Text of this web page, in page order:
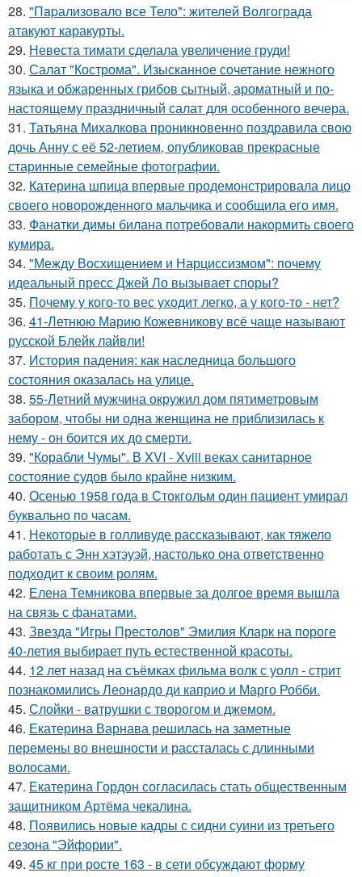
28. "Пapализовало все Тело": жителей Волгограда
атакуют каракурты.
29. Невеста тимати сделала увеличение груди!
30. Салат "Кострома". Изысканное сочетание нежного
языка и обжаренных грибов сытный, ароматный и по-
настоящему праздничный салат для особенного вечера.
31. Татьяна Михалкова проникновенно поздравила свою
дочь Анну с её 52-летием, опубликовав прекрасные
старинные семейные фотографии.
32. Катерина шпица впервые продемонстрировала лицо
своего новорожденного мальчика и сообщила его имя.
33. Фанатки димы билана потребовали накормить своего
кумира.
34. "Между Восхищением и Нарциссизмом": почему
идеальный пресс Джей Ло вызывает споры?
35. Почему у кого-то вес уходит легко, а у кого-то - нет?
36. 41-Летнюю Марию Кожевникову всё чаще называют
русской Блейк лайвли!
37. История падения: как наследница большого
состояния оказалась на улице.
38. 55-Летний мужчина окружил дом пятиметровым
забором, чтобы ни одна женщина не приблизилась к
нему - он боится их до смерти.
39. "Корабли Чумы". В XVI - Xviii веках санитарное
состояние судов было крайне низким.
40. Осенью 1958 года в Стокгольм один пациент умирал
буквально по часам.
41. Некоторые в голливуде рассказывают, как тяжело
работать с Энн хэтэуэй, настолько она ответственно
подходит к своим ролям.
42. Елена Темникова впервые за долгое время вышла
на связь с фанатами.
43. Звезда "Игры Престолов" Эмилия Кларк на пороге
40-летия выбирает путь естественной красоты.
44. 12 лет назад на съёмках фильма волк с уолл - стрит
познакомились Леонардо ди каприо и Марго Робби.
45. Слойки - ватрушки с творогом и джемом.
46. Екатерина Варнава решилась на заметные
перемены во внешности и рассталась с длинными
волосами.
47. Екатерина Гордон согласилась стать общественным
защитником Артёма чекалина.
48. Появились новые кадры с сидни суини из третьего
сезона "Эйфории".
49. 45 кг при росте 163 - в сети обсуждают форму